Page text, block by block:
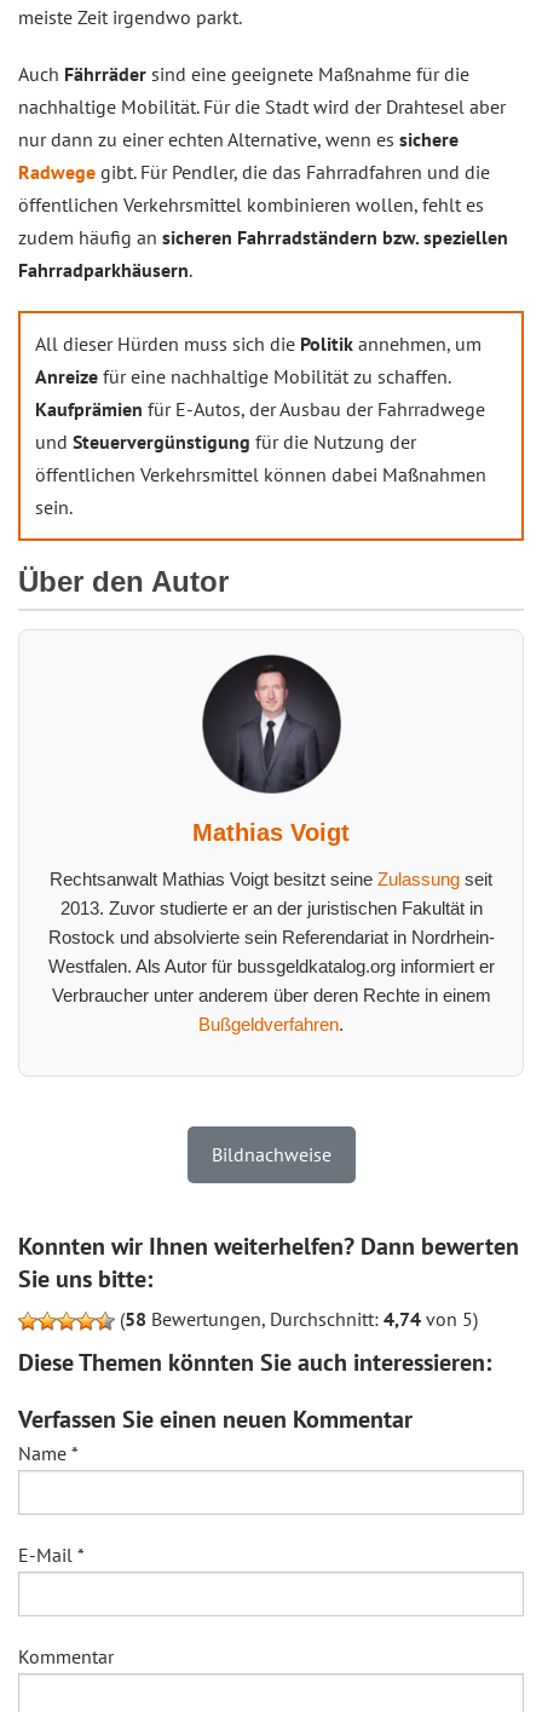
meiste Zeit irgendwo parkt.
Auch Fährräder sind eine geeignete Maßnahme für die
nachhaltige Mobilität. Für die Stadt wird der Drahtesel aber
nur dann zu einer echten Alternative, wenn es sichere
Radwege gibt. Für Pendler, die das Fahrradfahren und die
öffentlichen Verkehrsmittel kombinieren wollen, fehlt es
zudem häufig an sicheren Fahrradständern bzw. speziellen
Fahrradparkhäusern.
All dieser Hürden muss sich die Politik annehmen, um
Anreize für eine nachhaltige Mobilität zu schaffen.
Kaufprämien für E-Autos, der Ausbau der Fahrradwege
und Steuervergünstigung für die Nutzung der
öffentlichen Verkehrsmittel können dabei Maßnahmen
sein.
Über den Autor
Mathias Voigt
Rechtsanwalt Mathias Voigt besitzt seine Zulassung seit
2013. Zuvor studierte er an der juristischen Fakultät in
Rostock und absolvierte sein Referendariat in Nordrhein-
Westfalen. Als Autor für bussgeldkatalog.org informiert er
Verbraucher unter anderem über deren Rechte in einem
Bußgeldverfahren.
Bildnachweise
Konnten wir Ihnen weiterhelfen? Dann bewerten
Sie uns bitte:
(58 Bewertungen, Durchschnitt: 4,74 von 5)
Diese Themen könnten Sie auch interessieren:
Verfassen Sie einen neuen Kommentar
Name *
E-Mail *
Kommentar